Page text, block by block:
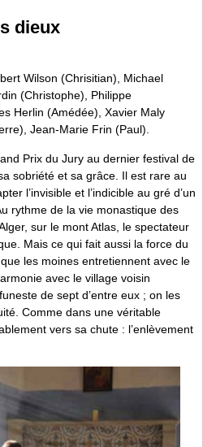
dieux
Wilson (Chrisitian), Michael
(Christophe), Philippe
Herlin (Amédée), Xavier Maly
Jean-Marie Frin (Paul).
Prix du Jury au dernier festival de
sobriété et sa grâce. Il est rare au
l’invisible et l’indicible au gré d’un
rythme de la vie monastique des
sur le mont Atlas, le spectateur
Mais ce qui fait aussi la force du
les moines entretiennent avec le
avec le village voisin
de sept d’entre eux ; on les
Comme dans une véritable
vers sa chute : l’enlèvement